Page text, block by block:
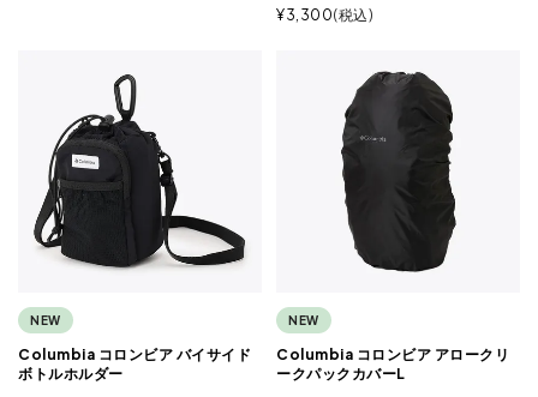
¥3,300 税込
NEW
Columbia コロンビア バイサイド
ボトルホルダー
NEW
Columbia コロンビア アロークリ
ークパックカバーL